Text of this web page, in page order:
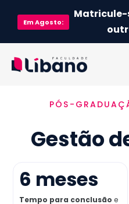
EmAgosto:
Matricule-
Ementa
Como funciona
Credenciamento MEC
PÓS-
Gestão
6 meses
Tempo para conclusão e